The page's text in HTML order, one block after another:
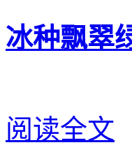
冰种飘翠
阅读全文